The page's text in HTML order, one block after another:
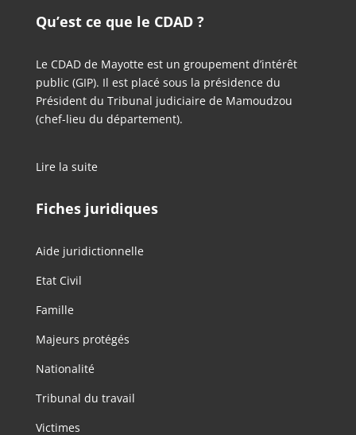
Qu’est ce que le CDAD ?
Le CDAD de Mayotte est un groupement d’intérêt
public (GIP). Il est placé sous la présidence du
Président du Tribunal judiciaire de Mamoudzou
(chef-lieu du département).
Lire la suite
Fiches juridiques
Aide juridictionnelle
Etat Civil
Famille
Majeurs protégés
Nationalité
Tribunal du travail
Victimes